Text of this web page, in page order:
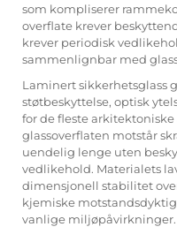
som kompliserer
overflate krever
krever periodisk
sammenlignbar med
Laminert sikkerhetsglass
støtbeskyttelse, optisk
for de fleste
glassoverflaten motstår
uendelig lenge uten
vedlikehold. Materialets
dimensjonell stabilitet
kjemiske
vanlige